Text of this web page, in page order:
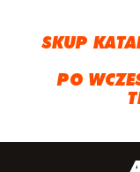
SKUP
PO